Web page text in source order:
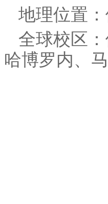
地理位置
全球校区
哈博罗内、